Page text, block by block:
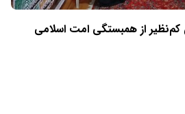
کم‌نظیر از همبستگی امت اسلامی